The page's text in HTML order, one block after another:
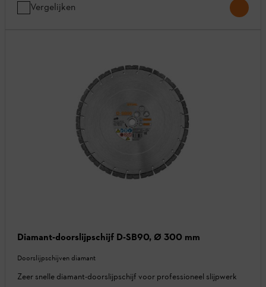
Vergelijken
Diamant-doorslijpschijf D-SB90, Ø 300 mm
Doorslijpschijven diamant
Zeer snelle diamant-doorslijpschijf voor professioneel slijpwerk